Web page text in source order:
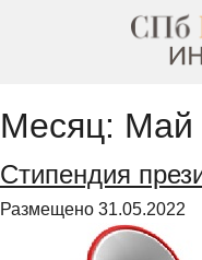
Месяц: Май
Стипендия
Размещено 31.05.2022